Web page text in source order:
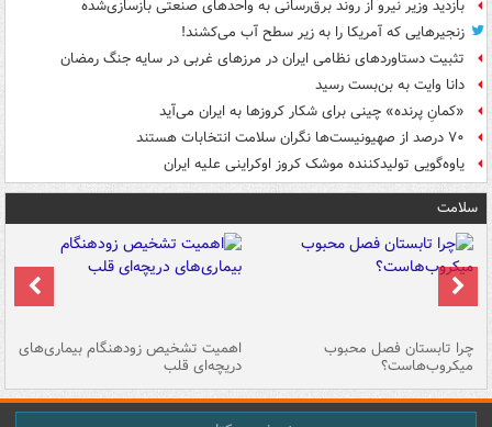
بازدید وزیر نیرو از روند برق‌رسانی به واحدهای صنعتی بازسازی‌شده
زنجیرهایی که آمریکا را به زیر سطح آب می‌کشند!
تثبیت دستاوردهای نظامی ایران در مرزهای غربی در سایه جنگ رمضان
دانا وایت به بن‌بست رسید
«کمانِ پرنده» چینی برای شکار کروزها به ایران می‌آید
۷۰ درصد از صهیونیست‌ها نگران سلامت انتخابات هستند
یاوه‌گویی تولیدکننده موشک کروز اوکراینی علیه ایران
سلامت
چرا تابستان فصل محبوب
میکروب‌هاست؟
اهمیت تشخیص زودهنگام بیماری‌های
دریچه‌ای قلب